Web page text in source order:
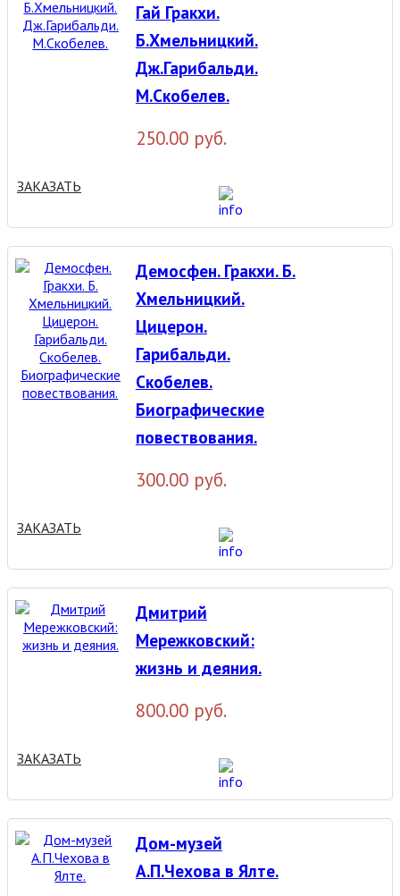
Гай Гракхи.
Б.Хмельницкий.
Дж.Гарибальди.
М.Скобелев.
250.00 руб.
ЗАКАЗАТЬ
Демосфен. Гракхи. Б.
Хмельницкий.
Цицерон.
Гарибальди.
Скобелев.
Биографические
повествования.
300.00 руб.
ЗАКАЗАТЬ
Дмитрий
Мережковский:
жизнь и деяния.
800.00 руб.
ЗАКАЗАТЬ
Дом-музей
А.П.Чехова в Ялте.